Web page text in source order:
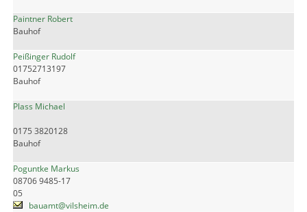
Paintner Robert
Bauhof
Peißinger Rudolf
01752713197
Bauhof
Plass Michael
0175 3820128
Bauhof
Poguntke Markus
08706 9485-17
05
bauamt@vilsheim.de